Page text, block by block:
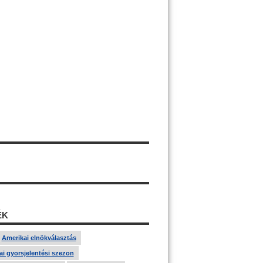
Amerikai elnökválasztás
gyorsjelentési szezon